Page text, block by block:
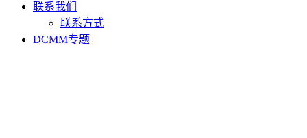
联系我们
联系方式
DCMM专题